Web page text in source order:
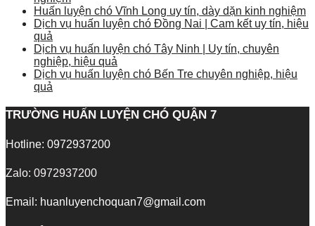
Huấn luyện chó Vĩnh Long uy tín, dày dặn kinh nghiệm
Dịch vụ huấn luyện chó Đồng Nai | Cam kết uy tín, hiệu
quả
Dịch vụ huấn luyện chó Tây Ninh | Uy tín, chuyên
nghiệp, hiệu quả
Dịch vụ huấn luyện chó Bến Tre chuyên nghiệp, hiệu
quả
TRƯỜNG HUẤN LUYỆN CHÓ QUẬN 7
Hotline: 0972937200
Zalo: 0972937200
Email: huanluyenchoquan7@gmail.com